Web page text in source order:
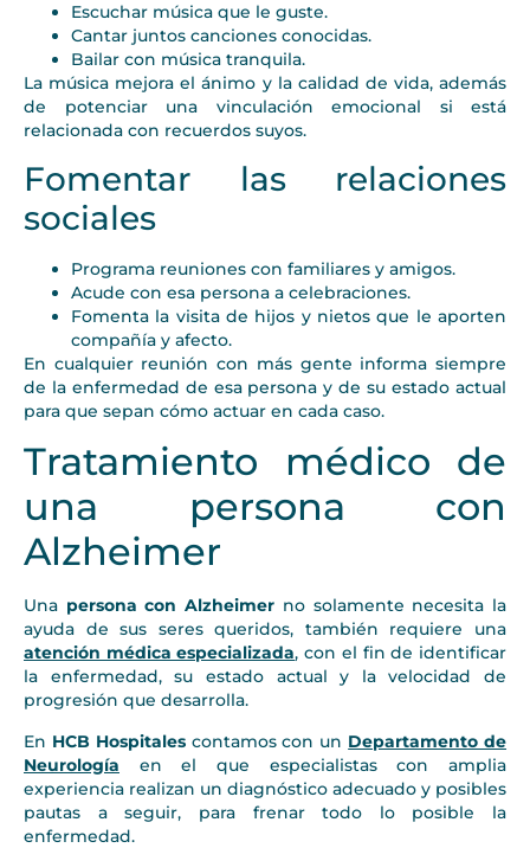
Escuchar música que le guste.
Cantar juntos canciones conocidas.
Bailar con música tranquila.
La música mejora el ánimo y la calidad de vida, además
de potenciar una vinculación emocional si está
relacionada con recuerdos suyos.
Fomentar las relaciones
sociales
Programa reuniones con familiares y amigos.
Acude con esa persona a celebraciones.
Fomenta la visita de hijos y nietos que le aporten
compañía y afecto.
En cualquier reunión con más gente informa siempre
de la enfermedad de esa persona y de su estado actual
para que sepan cómo actuar en cada caso.
Tratamiento médico de
una persona con
Alzheimer
Una persona con Alzheimer no solamente necesita la
ayuda de sus seres queridos, también requiere una
atención médica especializada, con el fin de identificar
la enfermedad, su estado actual y la velocidad de
progresión que desarrolla.
En HCB Hospitalescontamos con un Departamento de
Neurología en el que especialistas con amplia
experiencia realizan un diagnóstico adecuado y posibles
pautas a seguir, para frenar todo lo posible la
enfermedad.